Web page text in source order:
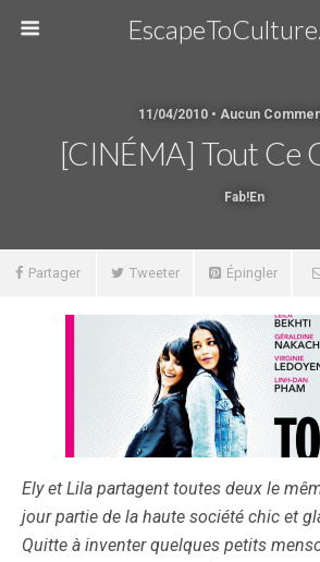
11/04/2010 • Aucun
[CINÉMA] Tout Ce
Fab!en
Partager Tweeter Épingler
Ely et Lila partagent toutes deux le
jour partie de la haute société chic et
Quitte à inventer quelques petits